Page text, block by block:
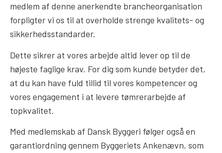
medlem af denne anerkendte brancheorganisation
forpligter vi os til at overholde strenge kvalitets- og
sikkerhedsstandarder.
Dette sikrer at vores arbejde altid lever op til de
højeste faglige krav. For dig som kunde betyder det,
at du kan have fuld tillid til vores kompetencer og
vores engagement i at levere tømrerarbejde af
topkvalitet.
Med medlemskab af Dansk Byggeri følger også en
garantiordning gennem Byggeriets Ankenævn, som